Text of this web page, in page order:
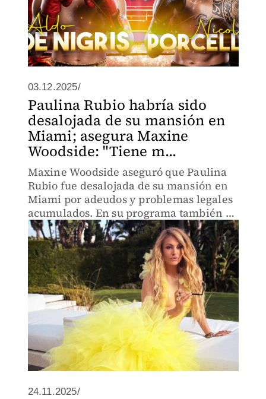
03.12.2025/
Paulina Rubio habría sido
desalojada de su mansión en
Miami; asegura Maxine
Woodside: "Tiene m...
Maxine Woodside aseguró que Paulina
Rubio fue desalojada de su mansión en
Miami por adeudos y problemas legales
acumulados. En su programa también se
destacó que la cantante habría perdido
gran parte de su dinero en abogados por
sus disputas personal
24.11.2025/